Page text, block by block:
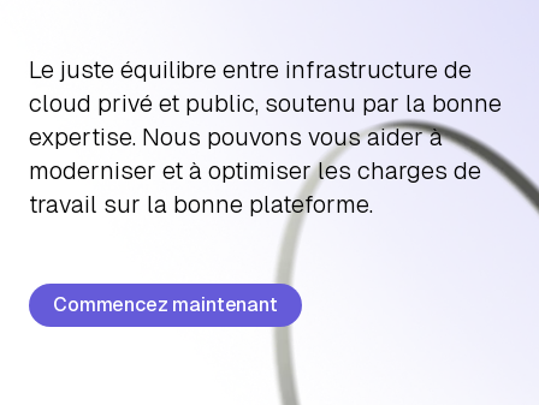
Ressources
Événements
À propos
Le juste équilibre entre infrastructure de
cloud privé et public, soutenu par la bonne
expertise. Nous pouvons vous aider à
moderniser et à optimiser les charges de
travail sur la bonne plateforme.
Commencez maintenant